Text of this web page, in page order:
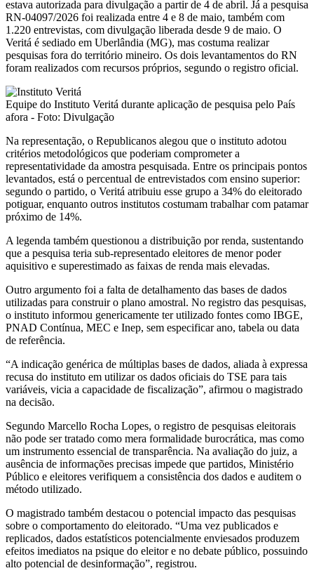
estava autorizada para divulgação a partir de 4 de abril. Já a pesquisa
RN-04097/2026 foi realizada entre 4 e 8 de maio, também com
1.220 entrevistas, com divulgação liberada desde 9 de maio. O
Veritá é sediado em Uberlândia (MG), mas costuma realizar
pesquisas fora do território mineiro. Os dois levantamentos do RN
foram realizados com recursos próprios, segundo o registro oficial.
Equipe do Instituto Veritá durante aplicação de pesquisa pelo País
afora - Foto: Divulgação
Na representação, o Republicanos alegou que o instituto adotou
critérios metodológicos que poderiam comprometer a
representatividade da amostra pesquisada. Entre os principais pontos
levantados, está o percentual de entrevistados com ensino superior:
segundo o partido, o Veritá atribuiu esse grupo a 34% do eleitorado
potiguar, enquanto outros institutos costumam trabalhar com patamar
próximo de 14%.
A legenda também questionou a distribuição por renda, sustentando
que a pesquisa teria sub-representado eleitores de menor poder
aquisitivo e superestimado as faixas de renda mais elevadas.
Outro argumento foi a falta de detalhamento das bases de dados
utilizadas para construir o plano amostral. No registro das pesquisas,
o instituto informou genericamente ter utilizado fontes como IBGE,
PNAD Contínua, MEC e Inep, sem especificar ano, tabela ou data
de referência.
“A indicação genérica de múltiplas bases de dados, aliada à expressa
recusa do instituto em utilizar os dados oficiais do TSE para tais
variáveis, vicia a capacidade de fiscalização”, afirmou o magistrado
na decisão.
Segundo Marcello Rocha Lopes, o registro de pesquisas eleitorais
não pode ser tratado como mera formalidade burocrática, mas como
um instrumento essencial de transparência. Na avaliação do juiz, a
ausência de informações precisas impede que partidos, Ministério
Público e eleitores verifiquem a consistência dos dados e auditem o
método utilizado.
O magistrado também destacou o potencial impacto das pesquisas
sobre o comportamento do eleitorado. “Uma vez publicados e
replicados, dados estatísticos potencialmente enviesados produzem
efeitos imediatos na psique do eleitor e no debate público, possuindo
alto potencial de desinformação”, registrou.